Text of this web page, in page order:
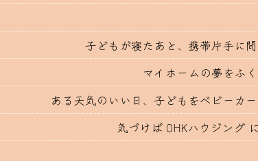
子どもが寝たあと、携帯片手に
マイホームの夢をふく
ある天気のいい日、子どもをベビーカ
気づけば OHKハウジング